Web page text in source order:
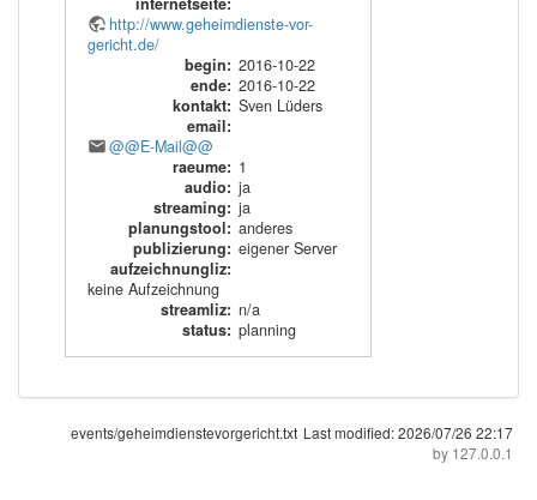
http://www.geheimdienste-vor-
gericht.de/
begin: 2016-10-22
ende: 2016-10-22
kontakt: Sven Lüders
email:
@@E-Mail@@
raeume: 1
audio: ja
streaming: ja
planungstool: anderes
publizierung: eigener Server
aufzeichnungliz:
keine Aufzeichnung
streamliz: n/a
status: planning
events/geheimdienstevorgericht.txt Last modified:2026/07/26 22:17
by 127.0.0.1